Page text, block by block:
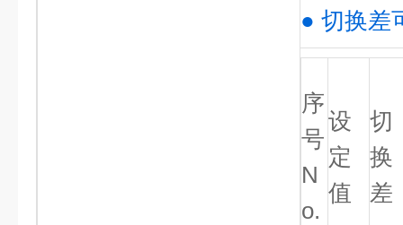
● 切换差
序
号
N
o.
设
定
值
切
换
差